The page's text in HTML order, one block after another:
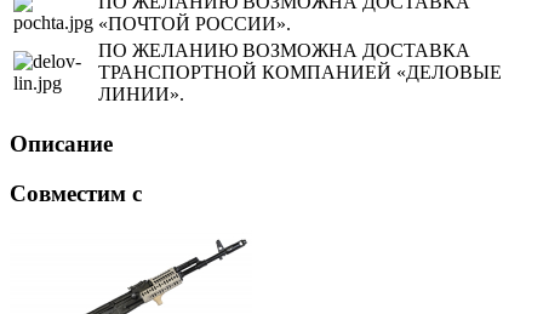
«ПОЧТОЙ РОССИИ».
ПО ЖЕЛАНИЮ ВОЗМОЖНА ДОСТАВКА
ТРАНСПОРТНОЙ КОМПАНИЕЙ «ДЕЛОВЫЕ
ЛИНИИ».
Описание
Совместим с